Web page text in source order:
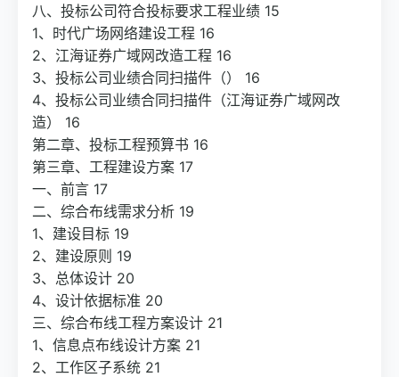
八、投标公司符合投标要求工程业绩 15
1、时代广场网络建设工程 16
2、江海证券广域网改造工程 16
3、投标公司业绩合同扫描件（） 16
4、投标公司业绩合同扫描件（江海证券广域网改
造） 16
第二章、投标工程预算书 16
第三章、工程建设方案 17
一、前言 17
二、综合布线需求分析 19
1、建设目标 19
2、建设原则 19
3、总体设计 20
4、设计依据标准 20
三、综合布线工程方案设计 21
1、信息点布线设计方案 21
2、工作区子系统 21